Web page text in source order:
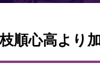
順心高より